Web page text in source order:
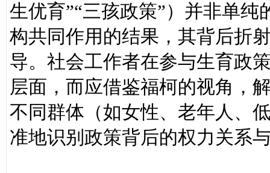
生优育”“三孩政策”）并非单
构共同作用的结果，其背后折
导。社会工作者在参与生育政
层面，而应借鉴福柯的视角，
不同群体（如女性、老年人、
准地识别政策背后的权力关系